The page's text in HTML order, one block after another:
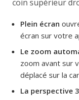
coin supérieur
Plein écran
écran sur votre
Le zoom
zoom avant sur
déplacé sur la
La perspective